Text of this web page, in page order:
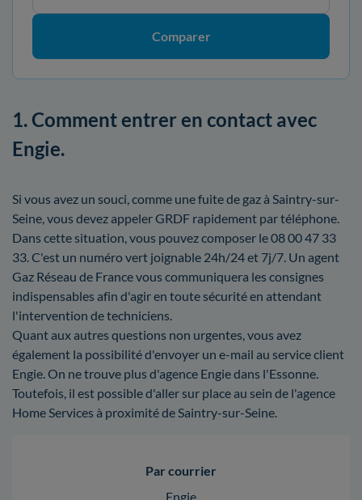
Comparer
1. Comment entrer en contact avec
Engie.
Si vous avez un souci, comme une fuite de gaz à Saintry-sur-
Seine, vous devez appeler GRDF rapidement par téléphone.
Dans cette situation, vous pouvez composer le 08 00 47 33
33. C'est un numéro vert joignable 24h/24 et 7j/7. Un agent
Gaz Réseau de France vous communiquera les consignes
indispensables afin d'agir en toute sécurité en attendant
l'intervention de techniciens.
Quant aux autres questions non urgentes, vous avez
également la possibilité d'envoyer un e-mail au service client
Engie. On ne trouve plus d'agence Engie dans l'Essonne.
Toutefois, il est possible d'aller sur place au sein de l'agence
Home Services à proximité de Saintry-sur-Seine.
Par courrier
Engie